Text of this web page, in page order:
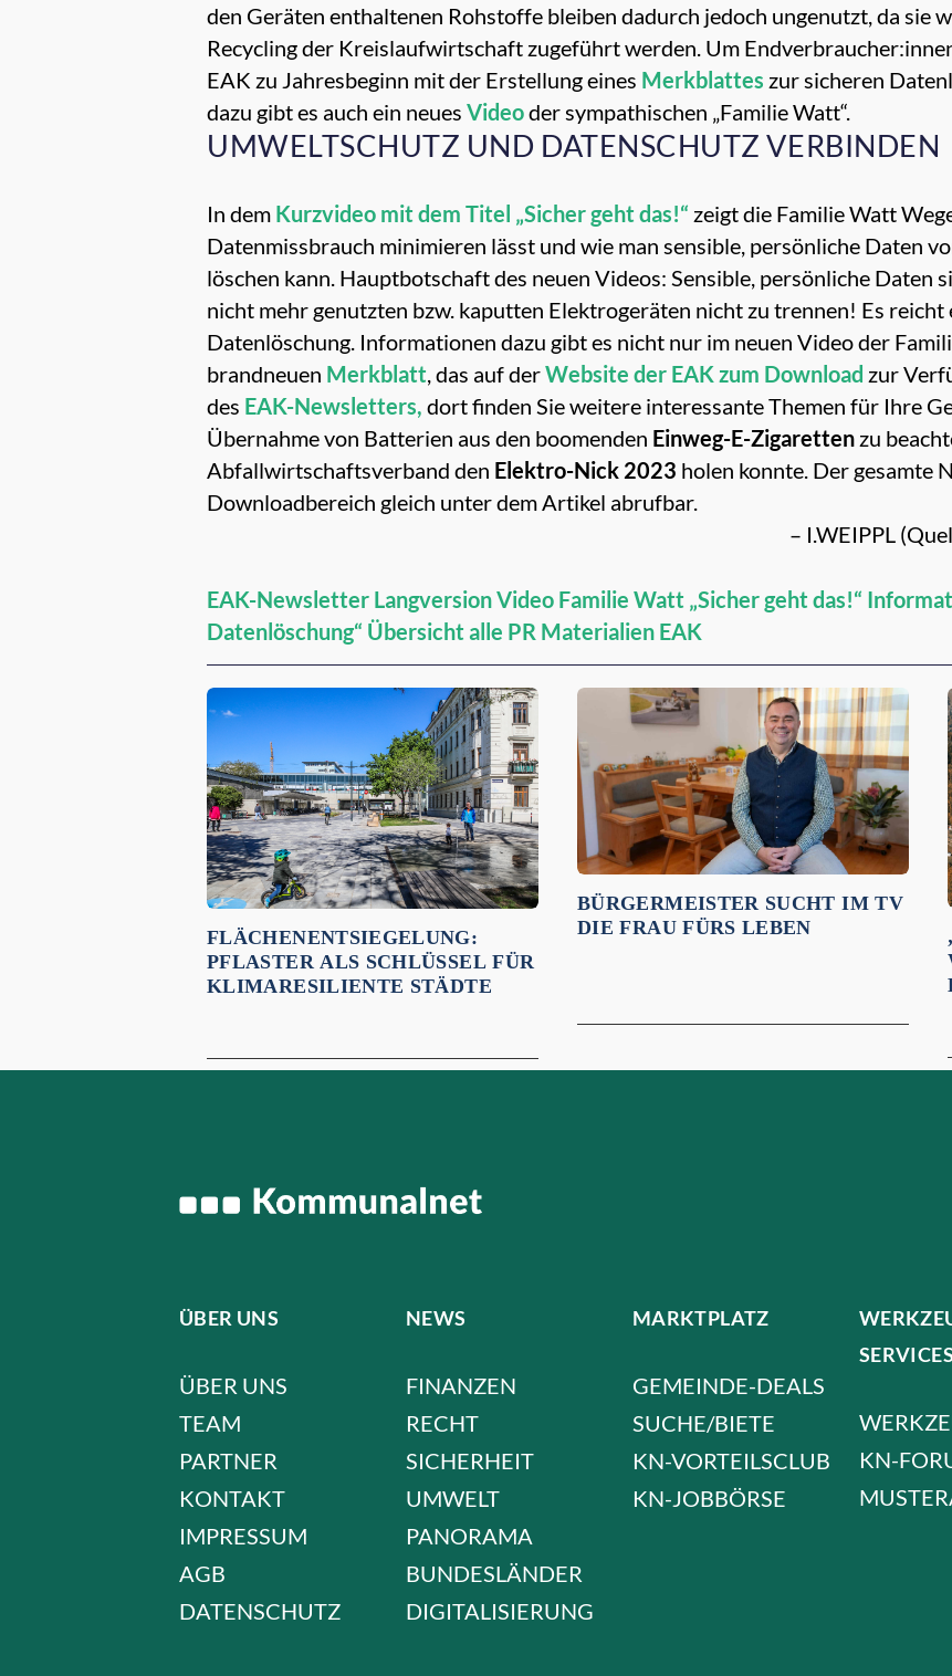
den Geräten enthaltenen Rohstoffe bleiben dadurch jedoch ungenutzt, da sie
Recycling der Kreislaufwirtschaft zugeführt werden. Um
EAK zu Jahresbeginn mit der Erstellung eines Merkblattes zur sicheren
dazu gibt es auch ein neues Videoder sympathischen „Familie Watt“.
UMWELTSCHUTZ UND DATENSCHUTZ VERBINDEN
In dem Kurzvideo mit dem Titel „Sicher geht das!“ zeigt die Familie Watt
Datenmissbrauch minimieren lässt und wie man sensible, persönliche Daten
löschen kann. Hauptbotschaft des neuen Videos: Sensible, persönliche Daten
nicht mehr genutzten bzw. kaputten Elektrogeräten nicht zu trennen! Es
Datenlöschung. Informationen dazu gibt es nicht nur im neuen Video der
brandneuen Merkblatt , das auf derWebsite der EAK zum Download zur
des EAK-Newsletters, dort finden Sie weitere interessante Themen für Ihre
Übernahme von Batterien aus den boomenden Einweg-E-Zigaretten zu
Abfallwirtschaftsverband den Elektro-Nick 2023 holen konnte. Der gesamte
Downloadbereich gleich unter dem Artikel abrufbar.
– I.WEIPPL
EAK-Newsletter Langversion Video Familie Watt „Sicher geht das!“
Datenlöschung“ Übersicht alle PR Materialien EAK
Empfehlungen für dich:
FLÄCHENENTSIEGELUNG:
PFLASTER ALS SCHLÜSSEL FÜR
KLIMARESILIENTE STÄDTE
BÜRGERMEISTER SUCHT IM TV
DIE FRAU FÜRS LEBEN
ÜBER UNS
ÜBER UNS
TEAM
PARTNER
KONTAKT
IMPRESSUM
AGB
DATENSCHUTZ
NEWS
FINANZEN
RECHT
SICHERHEIT
UMWELT
PANORAMA
BUNDESLÄNDER
DIGITALISIERUNG
MARKTPLATZ
GEMEINDE-DEALS
SUCHE/BIETE
KN-VORTEILSCLUB
KN-JOBBÖRSE
SERVICES
KN-